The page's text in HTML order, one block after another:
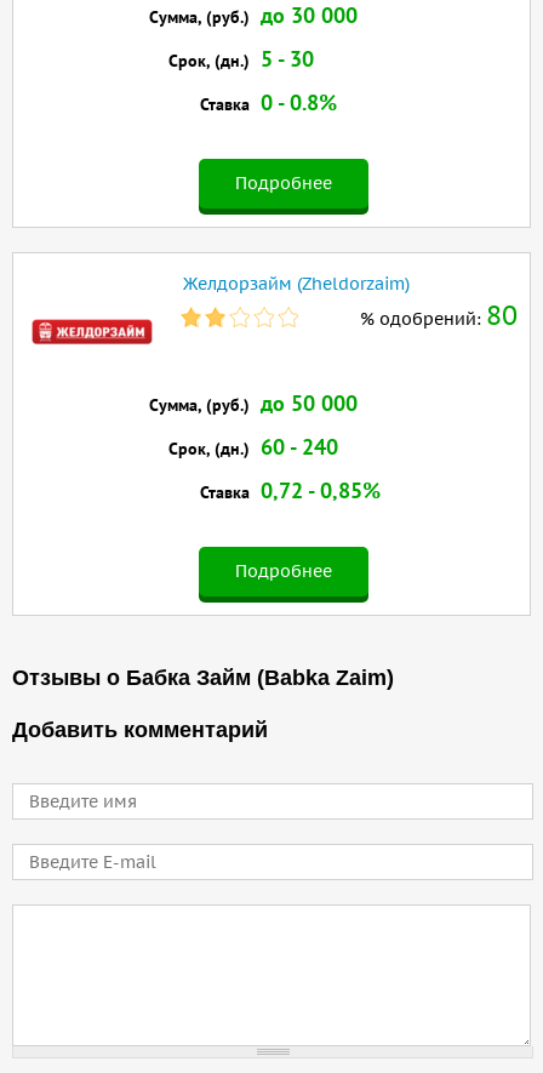
Подробнее
Сумма, (руб.) до 30 000
Срок, (дн.) 5 - 30
Ставка 0 - 0.8%
Желдорзайм (Zheldorzaim)
% одобрений: 80
Подробнее
Сумма, (руб.) до 50 000
Срок, (дн.) 60 - 240
Ставка 0,72 - 0,85%
Отзывы о Бабка Займ (Babka Zaim)
Добавить комментарий
Имя
E-mail